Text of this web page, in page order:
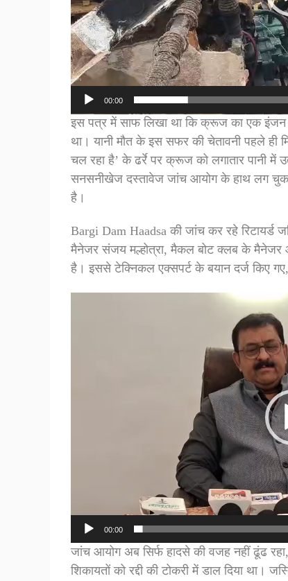
00:00
इस पत्र में साफ लिखा था कि क्रूज का एक इंजन
था। यानी मौत के इस सफर की चेतावनी पहले ही
चल रहा है’ के ढर्रे पर क्रूज को लगातार पानी
सनसनीखेज दस्तावेज जांच आयोग के हाथ लग
है।
Bargi Dam Haadsa की जांच कर रहे रिटायर्ड
मैनेजर संजय मल्होत्रा, मैकल बोट क्लब के मैनेजर
है। इससे टेक्निकल एक्सपर्ट के बयान दर्ज किए
00:00
जांच आयोग अब सिर्फ हादसे की वजह नहीं ढूंढ
शिकायतों को रद्दी की टोकरी में डाल दिया था।